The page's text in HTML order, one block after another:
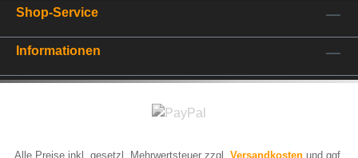
Shop-Service
Informationen
Alle Preise inkl. gesetzl. Mehrwertsteuer zzgl. Versandkosten und ggf.